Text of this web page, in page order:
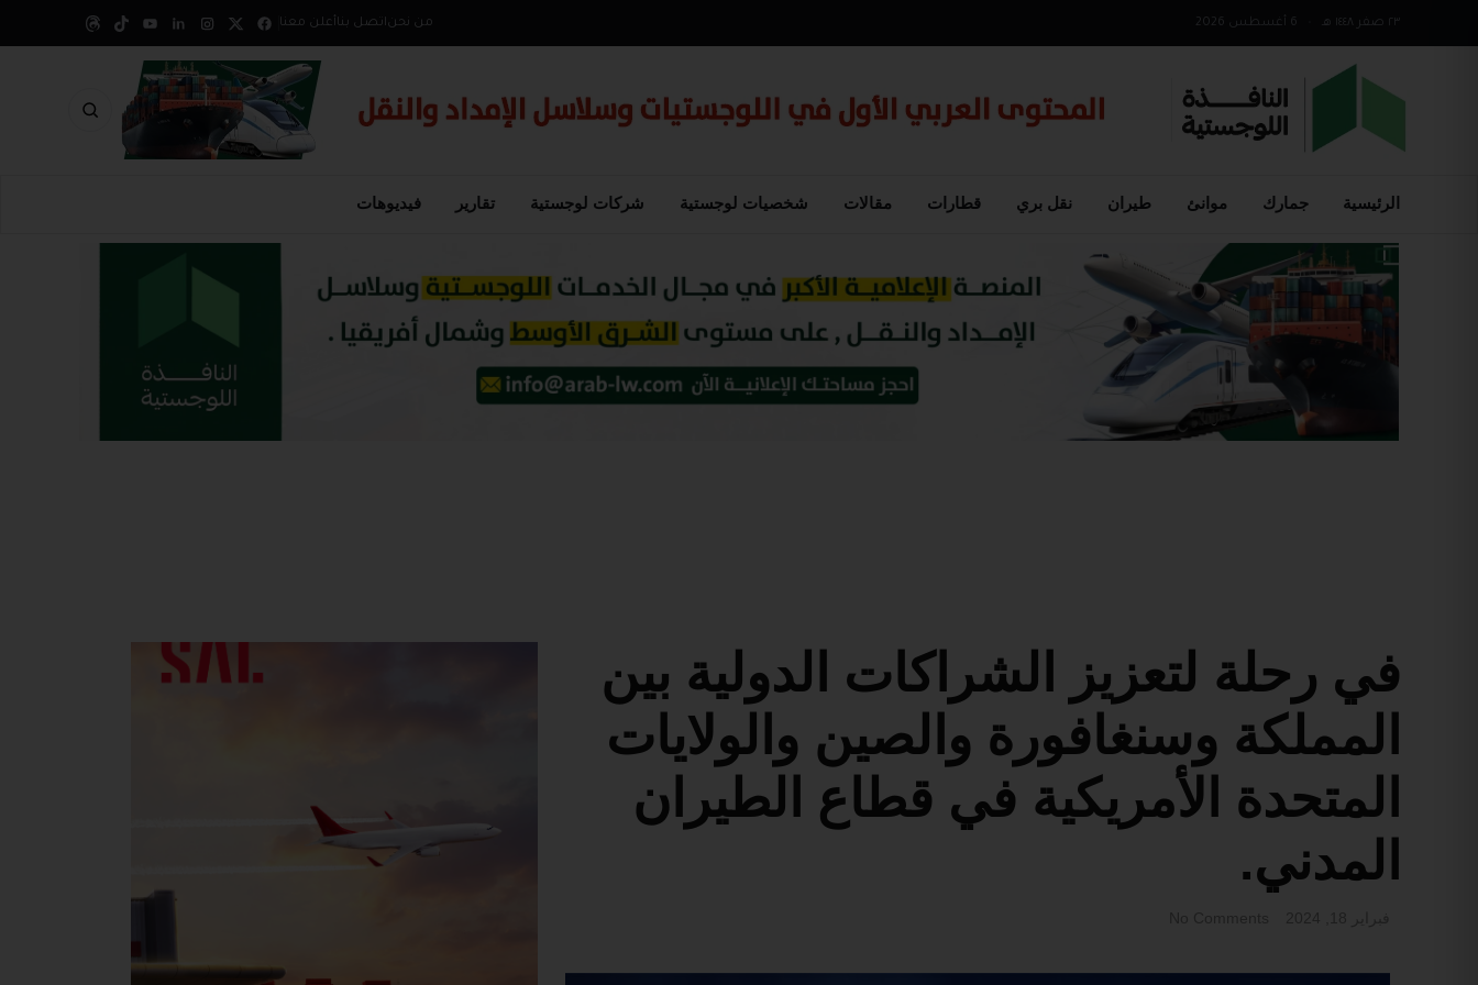
٢٣ صفر ١٤٤٨ هـ 6 أغسطس 2026 من نحناتصل بناأعلن معنا
الرئيسية جمارك موانئ طيران نقل بري قطارات مقالات شخصيات لوجستية شركات لوجستية تقارير فيديوهات
في رحلة لتعزيز الشراكات الدولية بين
المملكة وسنغافورة والصين والولايات
المتحدة الأمريكية في قطاع الطيران
المدني.